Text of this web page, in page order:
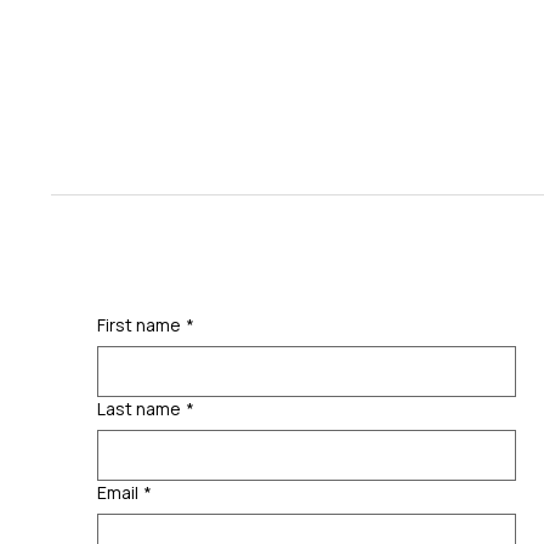
First name *
Last name *
Email *